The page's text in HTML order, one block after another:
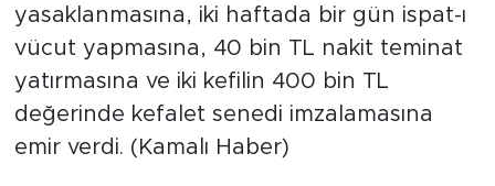
yasaklanmasına, iki haftada bir gün ispat-ı
vücut yapmasına, 40 bin TL nakit teminat
yatırmasına ve iki kefilin 400 bin TL
değerinde kefalet senedi imzalamasına
emir verdi. (Kamalı Haber)